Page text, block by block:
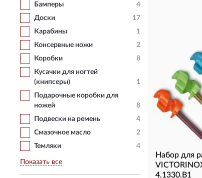
Бамперы
4
Доски
17
Карабины
1
Консервные ножи
2
Коробки
8
Кусачки для ногтей
(книпсеры)
1
Подарочные коробки для
ножей
8
Подвески на ремень
4
Смазочное масло
2
Темляки
4
Показать все
Набор для
4.1330.B1